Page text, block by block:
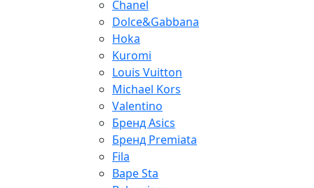
Chanel
Dolce&Gabbana
Hoka
Kuromi
Louis Vuitton
Michael Kors
Valentino
Бренд Asics
Бренд Premiata
Fila
Bape Sta